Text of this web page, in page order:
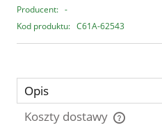
Producent: -
Kod produktu: C61A-62543
Opis
Koszty dostawy
Cena nie zawiera ewentualnych